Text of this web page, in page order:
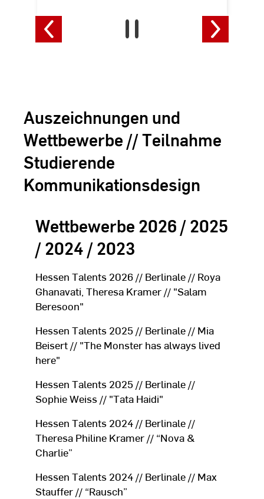
Auszeichnungen und
Wettbewerbe // Teilnahme
Studierende
Kommunikationsdesign
Wettbewerbe 2026 / 2025
/ 2024 / 2023
Hessen Talents 2026 // Berlinale // Roya
Ghanavati, Theresa Kramer // "Salam
Beresoon"
Hessen Talents 2025 // Berlinale // Mia
Beisert // "The Monster has always lived
here"
Hessen Talents 2025 // Berlinale //
Sophie Weiss // "Tata Haidi"
Hessen Talents 2024 // Berlinale //
Theresa Philine Kramer // “Nova &
Charlie”
Hessen Talents 2024 // Berlinale // Max
Stauffer // “Rausch”